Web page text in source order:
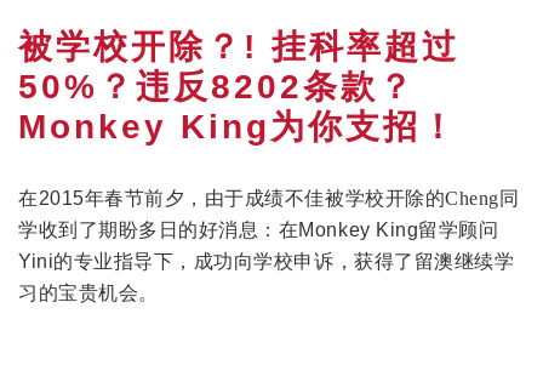
被学校开除？! 挂科率超过
50%？违反8202条款？
Monkey King为你支招！
在2015年春节前夕，由于成绩不佳被学校开除的Cheng同
学收到了期盼多日的好消息：在Monkey King留学顾问
Yini的专业指导下，成功向学校申诉，获得了留澳继续学
习的宝贵机会。